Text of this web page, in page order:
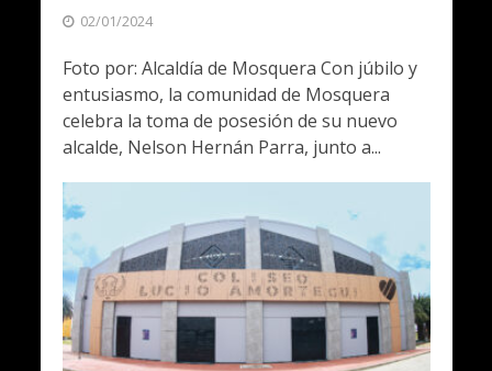
02/01/2024
Foto por: Alcaldía de Mosquera Con júbilo y
entusiasmo, la comunidad de Mosquera
celebra la toma de posesión de su nuevo
alcalde, Nelson Hernán Parra, junto a...